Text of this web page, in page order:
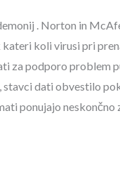
. Norton in
koli virusi pri
podporo problem
stavci dati obvestilo
ponujajo neskončno